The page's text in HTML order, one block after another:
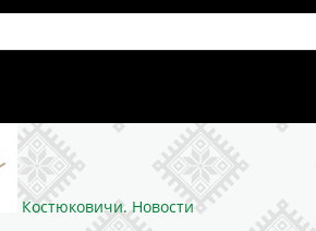
Костюковичи. Новости